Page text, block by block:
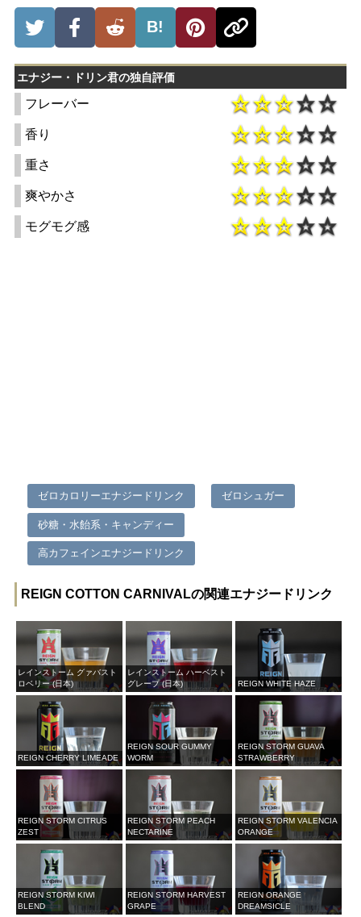
B!
エナジー・ドリン君の独自評価
フレーバー
香り
重さ
爽やかさ
モグモグ感
ゼロカロリーエナジードリンク ゼロシュガー
砂糖・水飴系・キャンディー
高カフェインエナジードリンク
REIGN COTTON CARNIVALの関連エナジードリンク
レインストーム グァバスト
ロベリー (日本)
レインストーム ハーベスト
グレープ (日本)
REIGN WHITE HAZE
REIGN CHERRY LIMEADE
REIGN SOUR GUMMY
WORM
REIGN STORM GUAVA
STRAWBERRY
REIGN STORM CITRUS
ZEST
REIGN STORM PEACH
NECTARINE
REIGN STORM VALENCIA
ORANGE
REIGN STORM KIWI
BLEND
REIGN STORM HARVEST
GRAPE
REIGN ORANGE
DREAMSICLE